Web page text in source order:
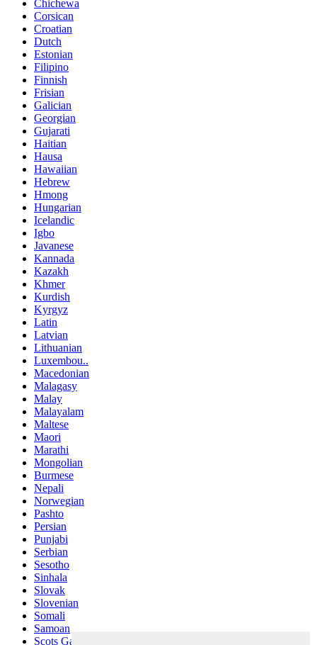
Chichewa
Corsican
Croatian
Dutch
Estonian
Filipino
Finnish
Frisian
Galician
Georgian
Gujarati
Haitian
Hausa
Hawaiian
Hebrew
Hmong
Hungarian
Icelandic
Igbo
Javanese
Kannada
Kazakh
Khmer
Kurdish
Kyrgyz
Latin
Latvian
Lithuanian
Luxembou..
Macedonian
Malagasy
Malay
Malayalam
Maltese
Maori
Marathi
Mongolian
Burmese
Nepali
Norwegian
Pashto
Persian
Punjabi
Serbian
Sesotho
Sinhala
Slovak
Slovenian
Somali
Samoan
Scots Gaelic